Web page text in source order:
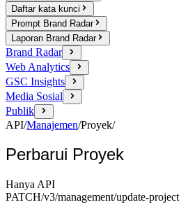
Daftar kata kunci
Prompt Brand Radar
Laporan Brand Radar
Brand Radar
Web Analytics
GSC Insights
Media Sosial
Publik
API/Manajemen/Proyek/
Perbarui Proyek
Hanya API
PATCH/v3/management/update-project